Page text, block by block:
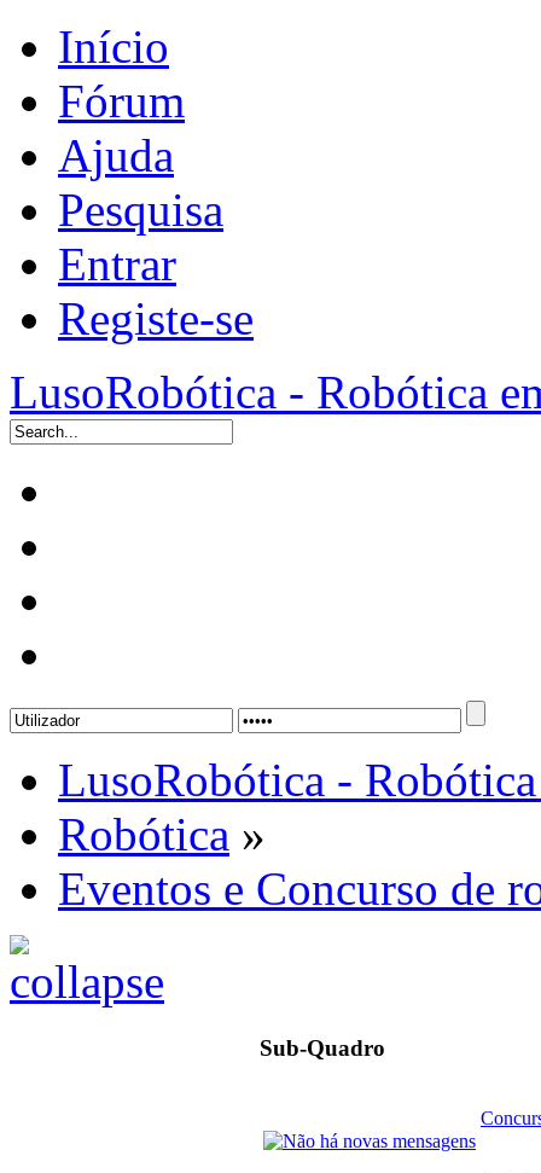
Início
Fórum
Ajuda
Pesquisa
Entrar
Registe-se
LusoRobótica - Robótica
LusoRobótica -
Robótica »
Eventos e Concurso de
Sub-Quadro